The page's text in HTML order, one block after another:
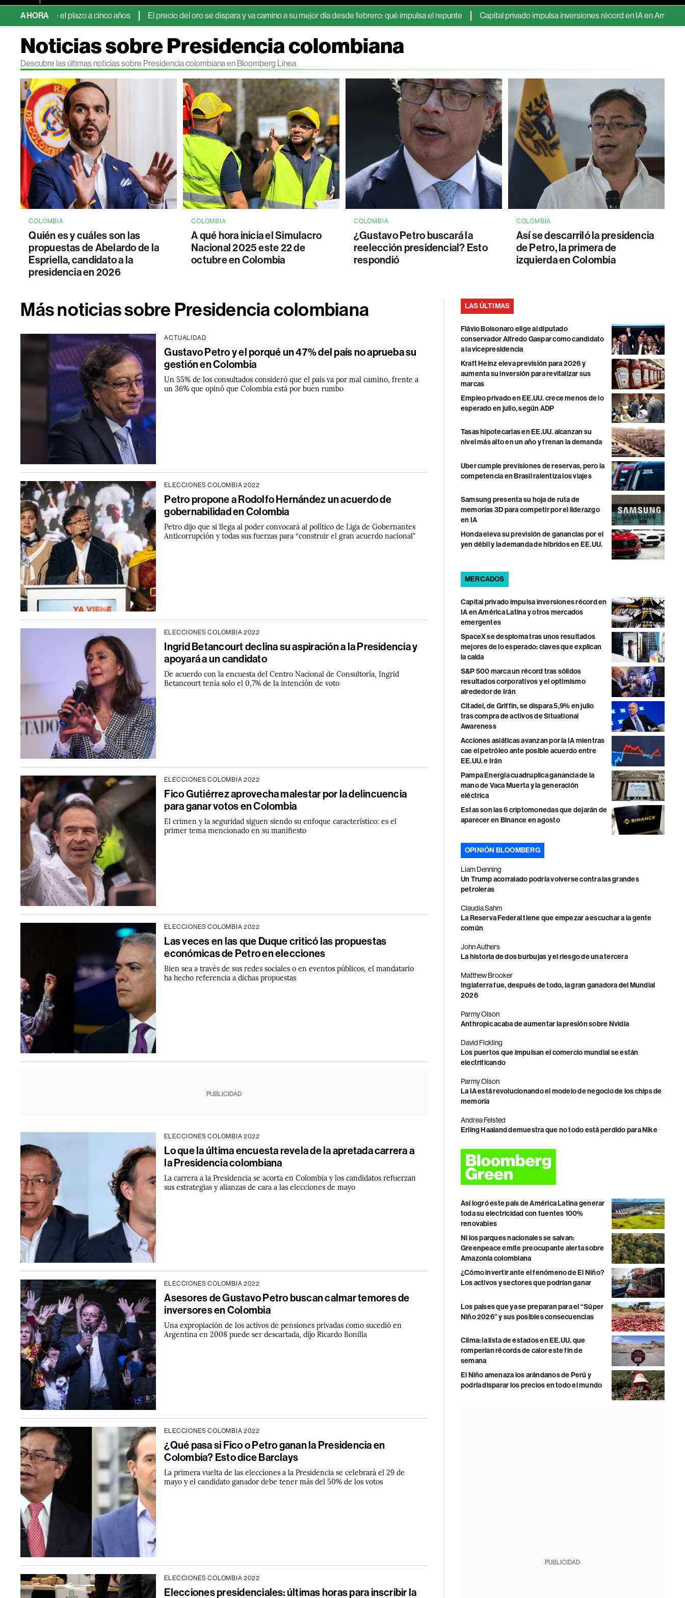
AHORA
el plazo a cinco años El precio del oro se dispara y va camino a su mejor día desde febrero: qué impulsa el repunte Capital privado impulsa inversiones récord en IA en América Latina y
Noticias sobre Presidencia colombiana
Descubre las últimas noticias sobre Presidencia colombiana en Bloomberg Línea
COLOMBIA
Quién es y cuáles son las
propuestas de Abelardo de la
Espriella, candidato a la
presidencia en 2026
COLOMBIA
A qué hora inicia el Simulacro
Nacional 2025 este 22 de
octubre en Colombia
COLOMBIA
¿Gustavo Petro buscará la
reelección presidencial? Esto
respondió
COLOMBIA
Así se descarriló la presidencia
de Petro, la primera de
izquierda en Colombia
Más noticias sobre Presidencia colombiana
ACTUALIDAD
Gustavo Petro y el porqué un 47% del país no aprueba su
gestión en Colombia
Un 55% de los consultados consideró que el país va por mal camino, frente a
un 36% que opinó que Colombia está por buen rumbo
ELECCIONES COLOMBIA 2022
Petro propone a Rodolfo Hernández un acuerdo de
gobernabilidad en Colombia
Petro dijo que si llega al poder convocará al político de Liga de Gobernantes
Anticorrupción y todas sus fuerzas para “construir el gran acuerdo nacional"
ELECCIONES COLOMBIA 2022
Ingrid Betancourt declina su aspiración a la Presidencia y
apoyará a un candidato
De acuerdo con la encuesta del Centro Nacional de Consultoría, Ingrid
Betancourt tenía solo el 0,7% de la intención de voto
ELECCIONES COLOMBIA 2022
Fico Gutiérrez aprovecha malestar por la delincuencia
para ganar votos en Colombia
El crimen y la seguridad siguen siendo su enfoque característico: es el
primer tema mencionado en su manifiesto
ELECCIONES COLOMBIA 2022
Las veces en las que Duque criticó las propuestas
económicas de Petro en elecciones
Bien sea a través de sus redes sociales o en eventos públicos, el mandatario
ha hecho referencia a dichas propuestas
PUBLICIDAD
ELECCIONES COLOMBIA 2022
Lo que la última encuesta revela de la apretada carrera a
la Presidencia colombiana
La carrera a la Presidencia se acorta en Colombia y los candidatos refuerzan
sus estrategias y alianzas de cara a las elecciones de mayo
ELECCIONES COLOMBIA 2022
Asesores de Gustavo Petro buscan calmar temores de
inversores en Colombia
Una expropiación de los activos de pensiones privadas como sucedió en
Argentina en 2008 puede ser descartada, dijo Ricardo Bonilla
ELECCIONES COLOMBIA 2022
¿Qué pasa si Fico o Petro ganan la Presidencia en
Colombia? Esto dice Barclays
La primera vuelta de las elecciones a la Presidencia se celebrará el 29 de
mayo y el candidato ganador debe tener más del 50% de los votos
ELECCIONES COLOMBIA 2022
Elecciones presidenciales: últimas horas para inscribir la
LAS ÚLTIMAS
Flávio Bolsonaro elige al diputado
conservador Alfredo Gaspar como candidato
a la vicepresidencia
Kraft Heinz eleva previsión para 2026 y
aumenta su inversión para revitalizar sus
marcas
Empleo privado en EE.UU. crece menos de lo
esperado en julio, según ADP
Tasas hipotecarias en EE.UU. alcanzan su
nivel más alto en un año y frenan la demanda
Uber cumple previsiones de reservas, pero la
competencia en Brasil ralentiza los viajes
Samsung presenta su hoja de ruta de
memorias 3D para competir por el liderazgo
en IA
Honda eleva su previsión de ganancias por el
yen débil y la demanda de híbridos en EE.UU.
MERCADOS
Capital privado impulsa inversiones récord en
IA en América Latina y otros mercados
emergentes
SpaceX se desploma tras unos resultados
mejores de lo esperado: claves que explican
la caída
S&P 500 marca un récord tras sólidos
resultados corporativos y el optimismo
alrededor de Irán
Citadel, de Griffin, se dispara 5,9% en julio
tras compra de activos de Situational
Awareness
Acciones asiáticas avanzan por la IA mientras
cae el petróleo ante posible acuerdo entre
EE.UU. e Irán
Pampa Energía cuadruplica ganancia de la
mano de Vaca Muerta y la generación
eléctrica
Estas son las 6 criptomonedas que dejarán de
aparecer en Binance en agosto
OPINIÓN BLOOMBERG
Liam Denning
Un Trump acorralado podría volverse contra las grandes
petroleras
Claudia Sahm
La Reserva Federal tiene que empezar a escuchar a la gente
común
John Authers
La historia de dos burbujas y el riesgo de una tercera
Matthew Brooker
Inglaterra fue, después de todo, la gran ganadora del Mundial
2026
Parmy Olson
Anthropic acaba de aumentar la presión sobre Nvidia
David Fickling
Los puertos que impulsan el comercio mundial se están
electrificando
Parmy Olson
La IA está revolucionando el modelo de negocio de los chips de
memoria
Andrea Felsted
Erling Haaland demuestra que no todo está perdido para Nike
Así logró este país de América Latina generar
toda su electricidad con fuentes 100%
renovables
Ni los parques nacionales se salvan:
Greenpeace emite preocupante alerta sobre
Amazonía colombiana
¿Cómo invertir ante el fenómeno de El Niño?
Los activos y sectores que podrían ganar
Los países que ya se preparan para el “Súper
Niño 2026” y sus posibles consecuencias
Clima: la lista de estados en EE.UU. que
romperían récords de calor este fin de
semana
El Niño amenaza los arándanos de Perú y
podría disparar los precios en todo el mundo
PUBLICIDAD